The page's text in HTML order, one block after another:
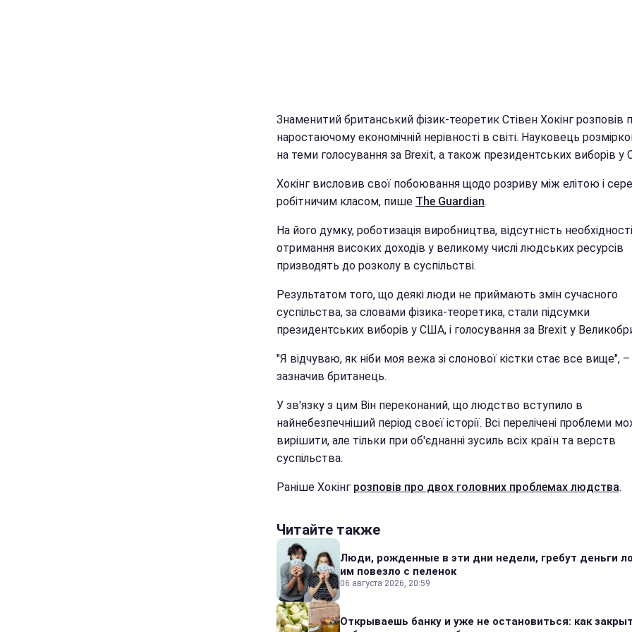
Знаменитий британський фізик-теоретик Стівен Хокінг розповів
наростаючому економічній нерівності в світі. Науковець
на теми голосування за Brexit, а також президентських виборів у
Хокінг висловив свої побоювання щодо розриву між елітою і
робітничим класом, пише Тһе Guardian.
На його думку, роботизація виробництва, відсутність необхідності
отримання високих доходів у великому числі людських ресурсів
призводять до розколу в суспільстві.
Результатом того, що деякі люди не приймають змін сучасного
суспільства, за словами фізика-теоретика, стали підсумки
президентських виборів у США, і голосування за Brexit у
"Я відчуваю, як ніби моя вежа зі слонової кістки стає все вище", –
зазначив британець.
У зв'язку з цим Він переконаний, що людство вступило в
найнебезпечніший період своєї історії. Всі перелічені проблеми
вирішити, але тільки при об'єднанні зусиль всіх країн та верств
суспільства.
Раніше Хокінг розповів про двох головних проблемах людства.
Читайте также
Люди, рожденные в эти дни недели, гребут деньги
им повезло с пеленок
06 августа 2026, 20:59
Открываешь банку и уже не остановиться: как